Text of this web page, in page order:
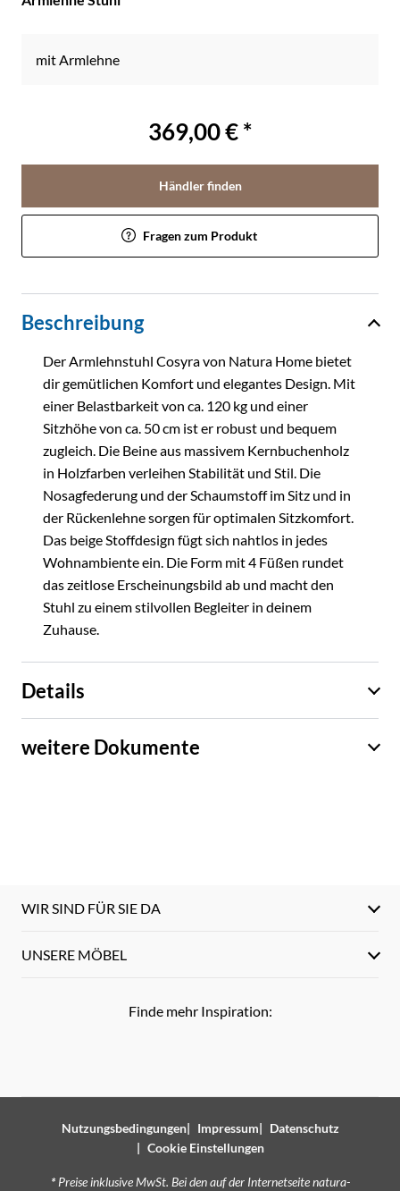
mit Armlehne
369,00 € *
Händler finden
Fragen zum Produkt
Beschreibung
Der Armlehnstuhl Cosyra von Natura Home bietet
dir gemütlichen Komfort und elegantes Design. Mit
einer Belastbarkeit von ca. 120 kg und einer
Sitzhöhe von ca. 50 cm ist er robust und bequem
zugleich. Die Beine aus massivem Kernbuchenholz
in Holzfarben verleihen Stabilität und Stil. Die
Nosagfederung und der Schaumstoff im Sitz und in
der Rückenlehne sorgen für optimalen Sitzkomfort.
Das beige Stoffdesign fügt sich nahtlos in jedes
Wohnambiente ein. Die Form mit 4 Füßen rundet
das zeitlose Erscheinungsbild ab und macht den
Stuhl zu einem stilvollen Begleiter in deinem
Zuhause.
Details
weitere Dokumente
WIR SIND FÜR SIE DA
UNSERE MÖBEL
Finde mehr Inspiration:
Nutzungsbedingungen Impressum
Datenschutz
Cookie Einstellungen
*Preise inklusive MwSt. Bei den auf der Internetseite natura-